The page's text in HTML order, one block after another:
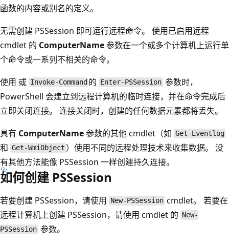
函数的内容或别名的定义。
无需创建 PSSession 即可运行远程命令。 使用已启用远程
cmdlet 的 ComputerName参数在一个或多个计算机上运行单
个命令或一系列不相关的命令。
使用 或 Invoke-Command 的 Enter-PSSession 参数时，
PowerShell 会建立到远程计算机的临时连接，并在命令完成后
立即关闭连接。 连接关闭时，创建的任何数据元素都将丢失。
具有 ComputerName参数的其他 cmdlet（如 Get-Eventlog
和 Get-WmiObject ）使用不同的远程处理技术来收集数据。 没
有其他方法能像 PSSession 一样创建持久连接。
如何创建 PSSession
若要创建 PSSession，请使用 New-PSSession cmdlet。 若要在
远程计算机上创建 PSSession，请使用 cmdlet 的 New-
PSSession 参数。